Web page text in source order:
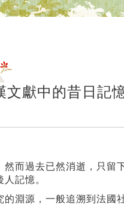
文獻中的昔日記
而過去已然消逝，只留
記憶。
淵源，一般追溯到法國